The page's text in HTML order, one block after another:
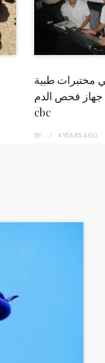
مختبرات طبية
جهاز فحص الدم
cbc
BY 4 YEARS AGO